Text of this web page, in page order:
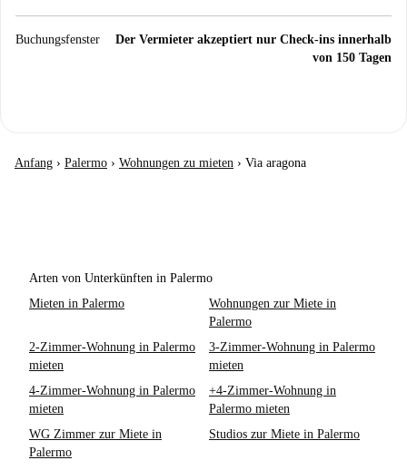
Buchungsfenster
Der Vermieter akzeptiert nur Check-ins innerhalb
von 150 Tagen
Anfang › Palermo › Wohnungen zu mieten › Via aragona
Arten von Unterkünften in Palermo
Mieten in Palermo
Wohnungen zur Miete in
Palermo
2-Zimmer-Wohnung in Palermo
mieten
3-Zimmer-Wohnung in Palermo
mieten
4-Zimmer-Wohnung in Palermo
mieten
+4-Zimmer-Wohnung in
Palermo mieten
WG Zimmer zur Miete in
Palermo
Studios zur Miete in Palermo